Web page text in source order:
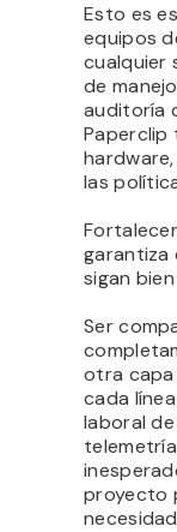
Esto es
equipos
cualquier
de
auditoría
Paperclip
las
garantiza
sigan
Ser
otra capa
cada
laboral
proyecto